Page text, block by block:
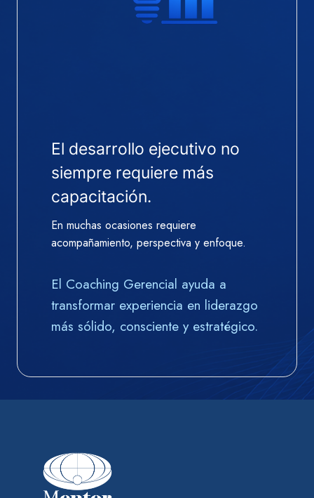
El desarrollo ejecutivo no
siempre requiere más
capacitación.
En muchas ocasiones requiere
acompañamiento, perspectiva y enfoque.
El Coaching Gerencial ayuda a
transformar experiencia en liderazgo
más sólido, consciente y estratégico.